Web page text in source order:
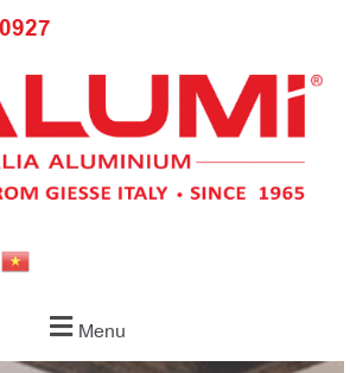
Menu